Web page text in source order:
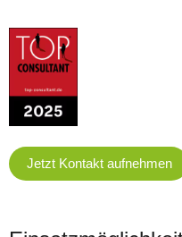
Jetzt Kontakt aufnehmen